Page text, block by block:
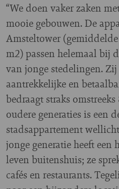
“We doen vaker zaken
mooie gebouwen. De
Amsteltower
m2) passen helemaal bij
van jonge stedelingen. Zij
aantrekkelijke en
bedraagt straks
oudere generaties is een
stadsappartement
jonge generatie heeft een
leven buitenshuis; ze
cafés en restaurants.